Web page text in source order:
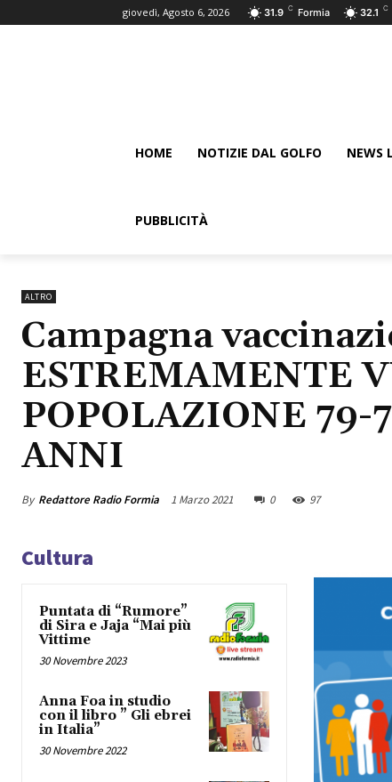
giovedì, Agosto 6, 2026 31.9 C Formia 32.1 C
HOME NOTIZIE DAL GOLFO NEWS
PUBBLICITÀ
ALTRO
Campagna
ESTREMAMENTE
POPOLAZIONE 79-
ANNI
By Redattore Radio Formia 1 Marzo 2021 0 97
Cultura
Puntata di “Rumore”
di Sira e Jaja “Mai più
Vittime
30 Novembre 2023
Anna Foa in studio
con il libro ” Gli ebrei
in Italia”
30 Novembre 2022